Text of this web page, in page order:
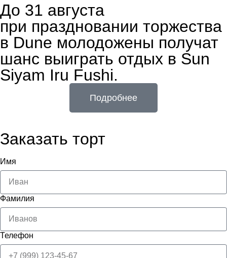
До 31 августа
при праздновании торжества
в Dune молодожены получат
шанс выиграть отдых в Sun
Siyam Iru Fushi.
Подробнее
Заказать торт
Имя
Фамилия
Телефон